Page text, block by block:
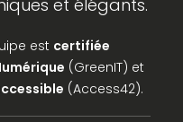
et élégants.
est certifiée
(GreenIT) et
(Access42).